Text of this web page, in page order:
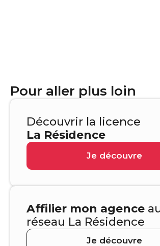
Pour aller plus loin
Découvrir la licence
La Résidence
Je découvre
Affilier mon agence
réseau La Résidence
Je découvre